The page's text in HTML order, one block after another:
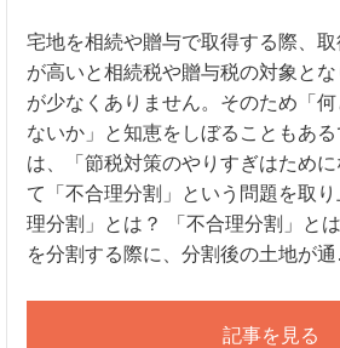
宅地を相続や贈与で取得する際、
が高いと相続税や贈与税の対象と
が少なくありません。そのため「
ないか」と知恵をしぼることもあ
は、「節税対策のやりすぎはため
て「不合理分割」という問題を取
理分割」とは？ 「不合理分割」と
を分割する際に、分割後の土地が
記事を見る